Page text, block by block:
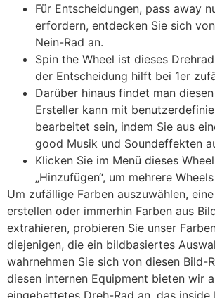
Für Entscheidungen, pass away
erfordern, entdecken Sie sich
Nein-Rad an.
Spin the Wheel ist dieses
der Entscheidung hilft bei 1er
Darüber hinaus findet man
Ersteller kann mit
bearbeitet sein, indem Sie aus
good Musik und Soundeffekten
Klicken Sie im Menü dieses
„Hinzufügen“, um mehrere
Um zufällige Farben auszuwählen,
erstellen oder immerhin Farben aus
extrahieren, probieren Sie unser
diejenigen, die ein bildbasiertes
wahrnehmen Sie sich von diesen Bild-
diesen internen Equipment bieten wir
eingebettetes Dreh-Rad an, das inside